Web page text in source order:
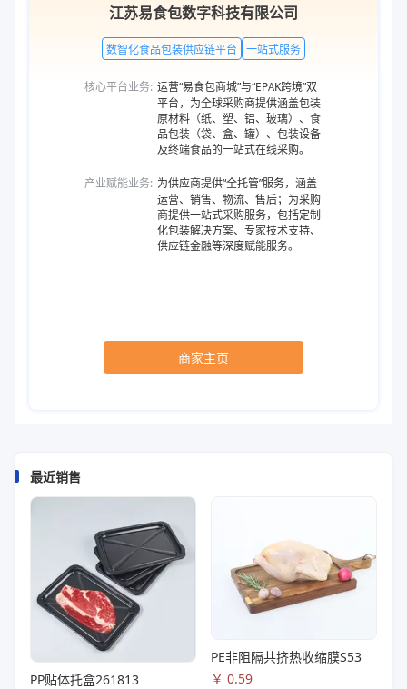
江苏易食包数字科技有限公司
数智化食品包装供应链平台 一站式服务
核心平台业务: 运营“易食包商城”与“EPAK跨境”双
平台，为全球采购商提供涵盖包装
原材料（纸、塑、铝、玻璃）、食
品包装（袋、盒、罐）、包装设备
及终端食品的一站式在线采购。
产业赋能业务: 为供应商提供“全托管”服务，涵盖
运营、销售、物流、售后；为采购
商提供一站式采购服务，包括定制
化包装解决方案、专家技术支持、
供应链金融等深度赋能服务。
商家主页
最近销售
PP贴体托盒261813
PE非阻隔共挤热收缩膜S53
￥ 0.59